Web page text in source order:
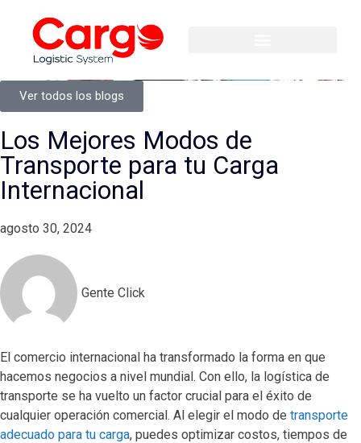
Ver todos los blogs
Los Mejores Modos de
Transporte para tu Carga
Internacional
agosto 30, 2024
Gente Click
El comercio internacional ha transformado la forma en que
hacemos negocios a nivel mundial. Con ello, la logística de
transporte se ha vuelto un factor crucial para el éxito de
cualquier operación comercial. Al elegir el modo de transporte
adecuado para tu carga, puedes optimizar costos, tiempos de